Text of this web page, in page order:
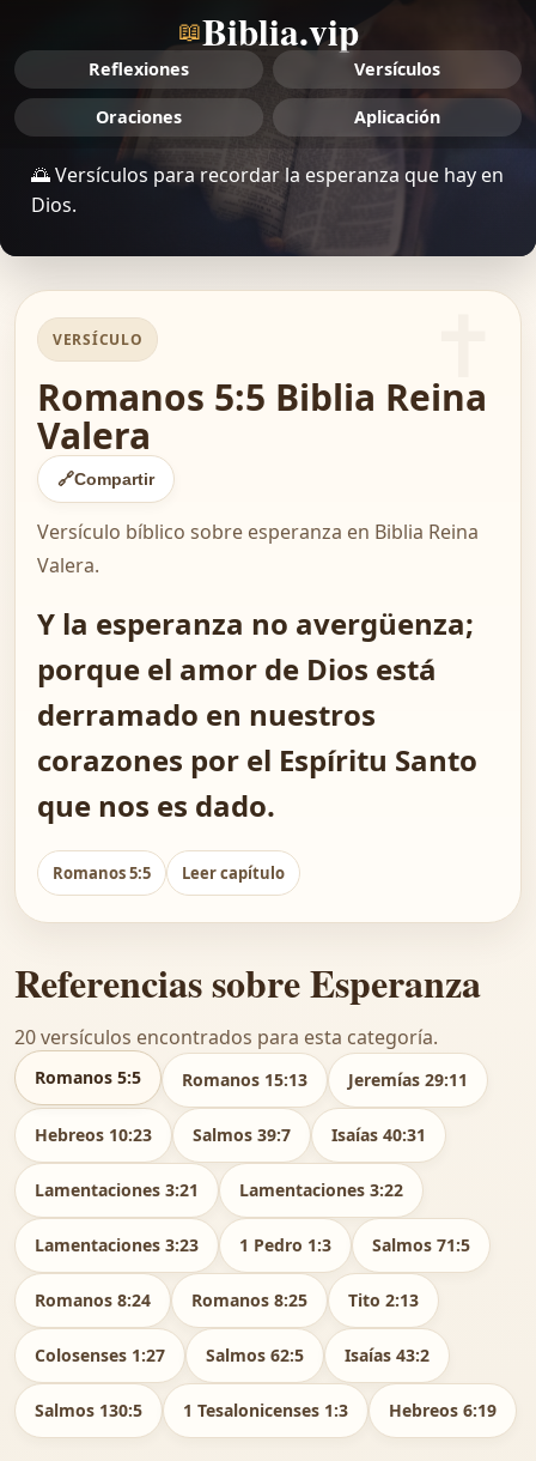
📖Biblia.vip
Reflexiones Versículos
Oraciones Aplicación
🌅 Versículos para recordar la esperanza que hay en
Dios.
VERSÍCULO
Romanos 5:5 Biblia Reina
Valera
🔗Compartir
Versículo bíblico sobre esperanza en Biblia Reina
Valera.
Y la esperanza no avergüenza;
porque el amor de Dios está
derramado en nuestros
corazones por el Espíritu Santo
que nos es dado.
Romanos 5:5 Leer capítulo
Referencias sobre Esperanza
20 versículos encontrados para esta categoría.
Romanos 5:5 Romanos 15:13 Jeremías 29:11
Hebreos 10:23 Salmos 39:7 Isaías 40:31
Lamentaciones 3:21 Lamentaciones 3:22
Lamentaciones 3:23 1 Pedro 1:3 Salmos 71:5
Romanos 8:24 Romanos 8:25 Tito 2:13
Colosenses 1:27 Salmos 62:5 Isaías 43:2
Salmos 130:5 1 Tesalonicenses 1:3 Hebreos 6:19